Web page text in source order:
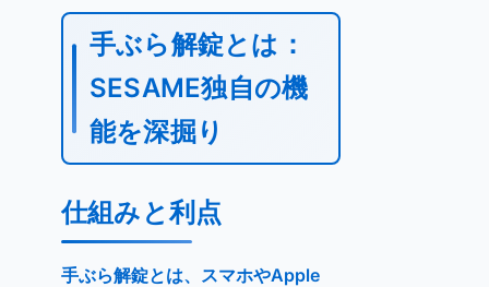
手ぶら解錠とは：
SESAME独自の機
能を深掘り
仕組みと利点
手ぶら解錠とは、スマホやApple